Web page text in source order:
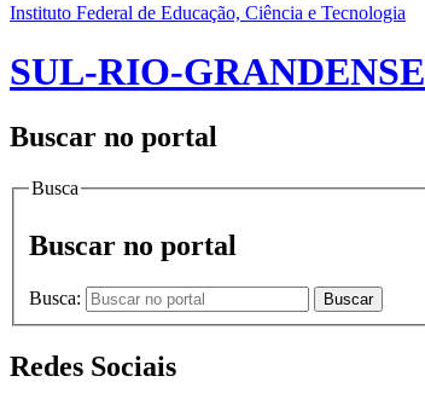
Instituto Federal de Educação, Ciência e Tecnologia
SUL-RIO-GRANDENSE
Buscar no portal
Busca
Buscar no portal
Busca: Buscar
Redes Sociais